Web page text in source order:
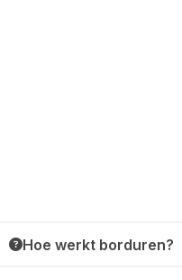
Hoe werkt borduren?